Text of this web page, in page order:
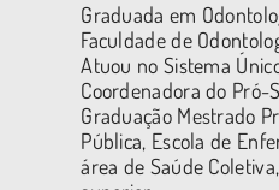
Graduada em
Faculdade de
Atuou no Sistema
Coordenadora do Pró-
Graduação Mestrado
Pública, Escola de
área de Saúde